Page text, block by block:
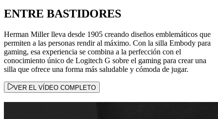
ENTRE BASTIDORES
Herman Miller lleva desde 1905 creando diseños emblemáticos que
permiten a las personas rendir al máximo. Con la silla Embody para
gaming, esa experiencia se combina a la perfección con el
conocimiento único de Logitech G sobre el gaming para crear una
silla que ofrece una forma más saludable y cómoda de jugar.
VER EL VÍDEO COMPLETO